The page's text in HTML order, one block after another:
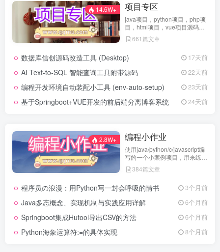
14.6W+ 项目专区
java项目，python项目，php项
目，html项目，vue项目源码免
费查看661篇文章
数据库信创源码改造工具 (Desktop) 17天前
AI Text-to-SQL 智能查询工具附带源码 22天前
编程开发环境自动装配小工具 (env-auto-setup) 23天前
基于Springboot+VUE开发的前后端分离博客系统 24天前
2.8W+ 编程小作业
使用java/python/c/javascript编
写的一个小案例项目，用来练习
代码编程
384篇文章
程序员の浪漫：用Python写一封会呼吸的情书 3个月前
Java多态概念、实现机制与实践应用详解 6个月前
Springboot集成Hutool导出CSV的方法 6个月前
Python海象运算符:=的具体实现 8个月前